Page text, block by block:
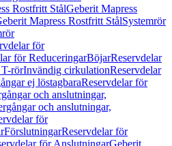
Rostfritt StålGeberit Mapress
Mapress Rostfritt StålSystemrör
för
för ReduceringarBöjarReservdelar
rörInvändig cirkulationReservdelar
ej löstagbaraReservdelar för
och anslutningar,
och anslutningar,
för
FörslutningarReservdelar för
för AnslutningarGeberit